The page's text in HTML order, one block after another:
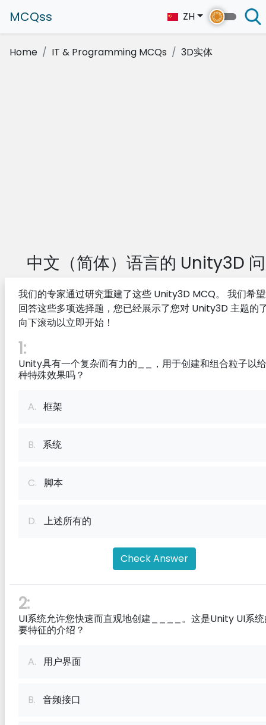
MCQss ZH
Home IT & Programming MCQs 3D实体
中文（简体）语言的 Unity3D
我们的专家通过研究重建了这些 Unity3D MCQ。 我们希
回答这些多项选择题，您已经展示了您对 Unity3D 主题的
向下滚动以立即开始！
1:
Unity具有一个复杂而有力的__，用于创建和组合粒子以
种特殊效果吗？
A. 框架
B. 系统
C. 脚本
D. 上述所有的
Check Answer
2:
UI系统允许您快速而直观地创建____。这是Unity UI系
要特征的介绍？
A. 用户界面
B. 音频接口